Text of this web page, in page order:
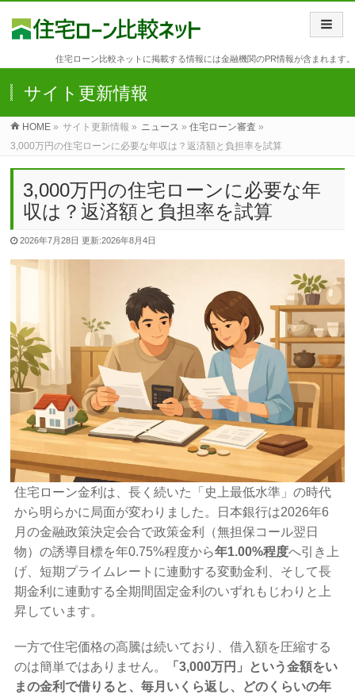
住宅ローン比較ネットに掲載する情報には金融機関のPR情報が含まれます。
サイト更新情報
HOME » サイト更新情報 » ニュース »住宅ローン審査 »
3,000万円の住宅ローンに必要な年収は？返済額と負担率を試算
3,000万円の住宅ローンに必要な年
収は？返済額と負担率を試算
2026年7月28日更新:2026年8月4日
住宅ローン金利は、長く続いた「史上最低水準」の時代
から明らかに局面が変わりました。日本銀行は2026年6
月の金融政策決定会合で政策金利（無担保コール翌日
物）の誘導目標を年0.75%程度から年1.00%程度へ引き上
げ、短期プライムレートに連動する変動金利、そして長
期金利に連動する全期間固定金利のいずれもじわりと上
昇しています。
一方で住宅価格の高騰は続いており、借入額を圧縮する
のは簡単ではありません。
「3,000万円」という金額をい
まの金利で借りると、毎月いくら返し、どのくらいの年